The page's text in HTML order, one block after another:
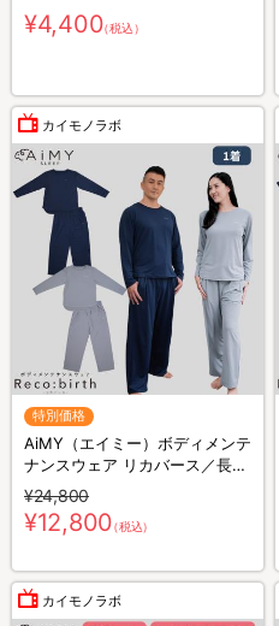
¥4,400（税込）
カイモノラボ
特別価格
AiMY（エイミー）ボディメンテ
ナンスウェア リカバース／長袖
長ズボン／上下セット／リカバ
リーウェア
¥24,800
¥12,800（税込）
カイモノラボ